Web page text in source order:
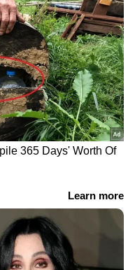
'കുഷ്യനില്ലാത്ത